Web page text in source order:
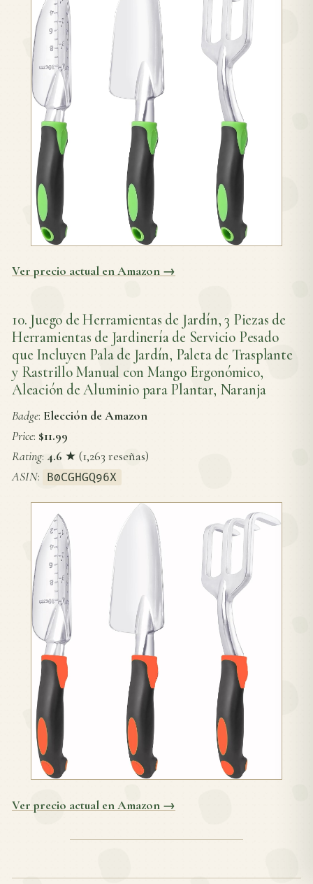
Ver precio actual en Amazon →
10. Juego de Herramientas de Jardín, 3 Piezas de
Herramientas de Jardinería de Servicio Pesado
que Incluyen Pala de Jardín, Paleta de Trasplante
y Rastrillo Manual con Mango Ergonómico,
Aleación de Aluminio para Plantar, Naranja
Badge: Elección de Amazon
Price: $11.99
Rating: 4.6 ★ (1,263 reseñas)
ASIN: B0CGHGQ96X
Ver precio actual en Amazon →